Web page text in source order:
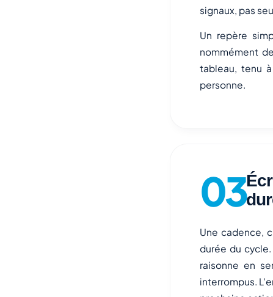
signaux, pas
Un repère
nommément
tableau, tenu
personne.
Une cadence,
durée du
raisonne en
interrompus.